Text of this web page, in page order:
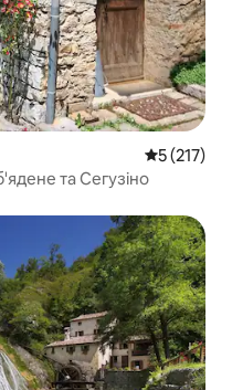
Середня
5 (217)
та Сегузіно